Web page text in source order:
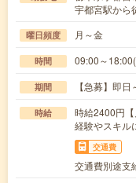
宇都宮駅から
曜日頻度 月～金
時間 09:00～
期間 【急募】即
時給
時給2400円
経験やスキル
交通費
交通費別途支